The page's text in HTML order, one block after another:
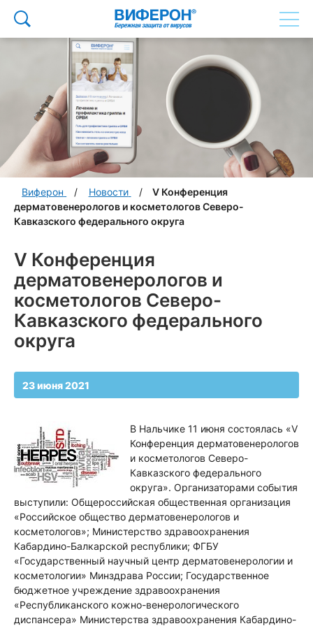
Виферон Новости
V Конференция
дерматовенерологов и косметологов Северо-
Кавказского федерального округа
V Конференция
дерматовенерологов и
косметологов Северо-
Кавказского федерального
округа
23 июня 2021
В Нальчике 11 июня состоялась «V
Конференция дерматовенерологов
и косметологов Северо-
Кавказского федерального
округа». Организаторами события
выступили: Общероссийская общественная организация
«Российское общество дерматовенерологов и
косметологов»; Министерство здравоохранения
Кабардино-Балкарской республики; ФГБУ
«Государственный научный центр дерматовенерологии и
косметологии» Минздрава России; Государственное
бюджетное учреждение здравоохранения
«Республиканского кожно-венерологического
диспансера» Министерства здравоохранения Кабардино-